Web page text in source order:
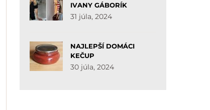
IVANY GÁBORÍK
31 júla, 2024
NAJLEPŠÍ DOMÁCI
KEČUP
30 júla, 2024